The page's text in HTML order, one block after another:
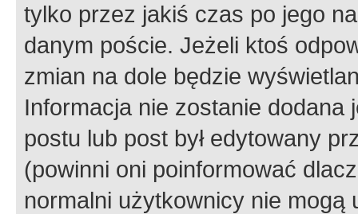
tylko przez jakiś czas po jego
danym poście. Jeżeli ktoś
zmian na dole będzie
Informacja nie zostanie dodana
postu lub post był edytowany
(powinni oni poinformować
normalni użytkownicy nie